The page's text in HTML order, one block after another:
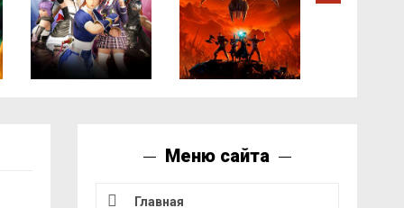
Меню сайта
Главная